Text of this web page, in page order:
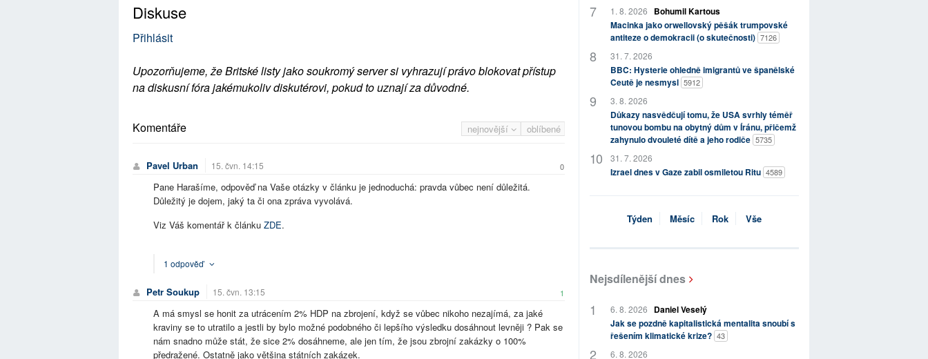
Diskuse
Přihlásit
Upozorňujeme, že Britské listy jako soukromý server si vyhrazují právo blokovat přístup
na diskusní fóra jakémukoliv diskutérovi, pokud to uznají za důvodné.
nejnovější oblíbené
Komentáře
Pavel Urban 15. čvn. 14:15 0
Pane Harašíme, odpověď na Vaše otázky v článku je jednoduchá: pravda vůbec není důležitá.
Důležitý je dojem, jaký ta či ona zpráva vyvolává.
Viz Váš komentář k článku ZDE.
1 odpověď
Petr Soukup 15. čvn. 13:15 1
A má smysl se honit za utrácením 2% HDP na zbrojení, když se vůbec nikoho nezajímá, za jaké
kraviny se to utratilo a jestli by bylo možné podobného či lepšího výsledku dosáhnout levněji ? Pak se
nám snadno může stát, že sice 2% dosáhneme, ale jen tím, že jsou zbrojní zakázky o 100%
předražené. Ostatně jako většina státních zakázek.
1. 8. 2026
Bohumil Kartous
Macinka jako orwellovský pěšák trumpovské
antiteze o demokracii (o skutečnosti) 7126
31. 7. 2026
BBC: Hysterie ohledně imigrantů ve španělské
Ceutě je nesmysl 5912
3. 8. 2026
Důkazy nasvědčují tomu, že USA svrhly téměř
tunovou bombu na obytný dům v Íránu, přičemž
zahynulo dvouleté dítě a jeho rodiče 5735
31. 7. 2026
Izrael dnes v Gaze zabil osmiletou Ritu 4589
Týden Měsíc Rok Vše
Nejsdílenější dnes
6. 8. 2026
Daniel Veselý
Jak se pozdně kapitalistická mentalita snoubí s
řešením klimatické krize? 43
6. 8. 2026